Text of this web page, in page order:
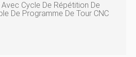
Cycle De Répétition De
De Programme De Tour CNC